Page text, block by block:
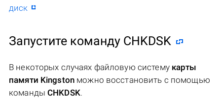
диск
Запустите команду CHKDSK
В некоторых случаях файловую систему карты
памяти Kingston можно восстановить с помощью
командыCHKDSK.